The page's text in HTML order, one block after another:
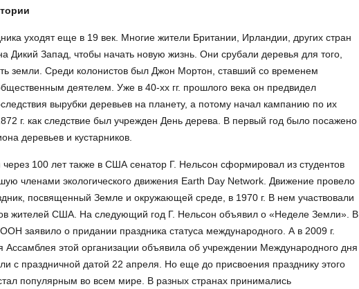
уходят еще в 19 век. Многие жители Британии, Ирландии, других стран
Дикий Запад, чтобы начать новую жизнь. Они срубали деревья для того,
земли. Среди колонистов был Джон Мортон, ставший со временем
деятелем. Уже в 40-хх гг. прошлого века он предвидел
вырубки деревьев на планету, а потому начал кампанию по их
г. как следствие был учрежден День дерева. В первый год было посажено
деревьев и кустарников.
через 100 лет также в США сенатор Г. Нельсон сформировал из студентов
членами экологического движения Earth Day Network. Движение провело
посвященный Земле и окружающей среде, в 1970 г. В нем участвовали
жителей США. На следующий год Г. Нельсон объявил о «Неделе Земли». В
заявило о придании праздника статуса международного. А в 2009 г.
Ассамблея этой организации объявила об учреждении Международного дня
с праздничной датой 22 апреля. Но еще до присвоения празднику этого
популярным во всем мире. В разных странах принимались